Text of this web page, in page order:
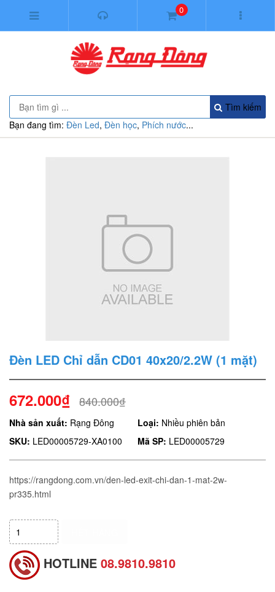
0
Tìm kiếm
Bạn đang tìm: Đèn Led, Đèn học, Phích nước...
Đèn LED Chỉ dẫn CD01 40x20/2.2W (1 mặt)
672.000₫ 840.000₫
Nhà sản xuất: Rạng Đông Loại: Nhiều phiên bản
SKU: LED00005729-XA0100 Mã SP: LED00005729
https://rangdong.com.vn/den-led-exit-chi-dan-1-mat-2w-
pr335.html
HOTLINE 08.9810.9810